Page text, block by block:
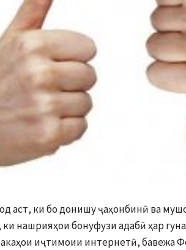
аст, ки бо донишу ҷаҳонбинӣ ва
нашрияҳои бонуфузи адабӣ ҳар
иҷтимоии интернетӣ, бавежа